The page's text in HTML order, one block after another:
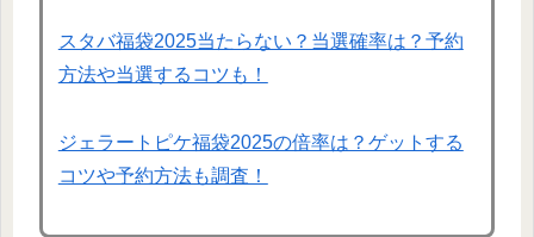
スタバ福袋2025当たらない？当選確率は？予約
方法や当選するコツも！
ジェラートピケ福袋2025の倍率は？ゲットする
コツや予約方法も調査！